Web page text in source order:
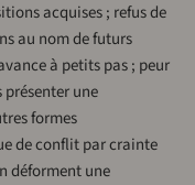
acquises ; refus de
au nom de futurs
à petits pas ; peur
une
formes
de conflit par crainte
déforment une